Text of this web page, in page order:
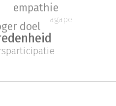
empathie
doel
agape